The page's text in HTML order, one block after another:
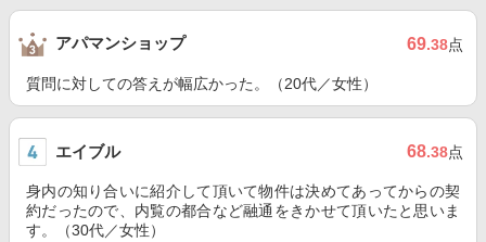
アパマンショップ 69.38点
質問に対しての答えが幅広かった。（20代／女性）
エイブル 68.38点
身内の知り合いに紹介して頂いて物件は決めてあってからの契
約だったので、内覧の都合など融通をきかせて頂いたと思いま
す。（30代／女性）